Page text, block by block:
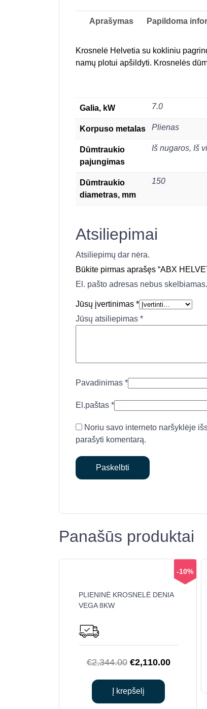
Aprašymas Papildoma
Krosnelė Helvetia su kokliniu
namų plotui apšildyti. Krosnelės
Galia, kW 7.0
Korpuso metalas Plienas
Dūmtraukio
pajungimas
Iš nugaros, Iš
Dūmtraukio
diametras, mm
150
Atsiliepimai
Atsiliepimų dar nėra.
Būkite pirmas aprašęs “ABX
El. pašto adresas nebus skelbiamas.
Jūsų įvertinimas *
Jūsų atsiliepimas *
Pavadinimas *
El.paštas *
Noriu savo interneto naršyklėje
parašyti komentarą.
Panašūs produktai
-10%
PLIENINĖ KROSNELĖ DENIA
VEGA 8KW
€2,344.00 Original
was:
€2,344.00.
€2,110.00Current
Į krepšelį